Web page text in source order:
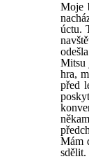
Moje
úctu.
Mitsu
hra,
před
Mám
sdělit.